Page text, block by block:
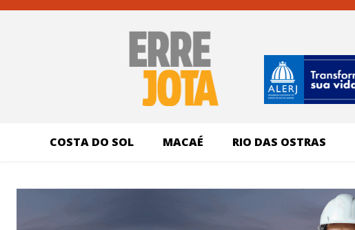
COSTA DO SOL MACAÉ RIO DAS OSTRAS